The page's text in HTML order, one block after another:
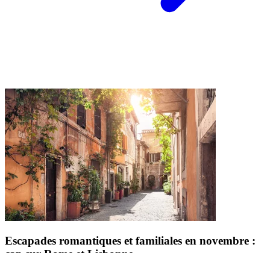
Escapades romantiques et familiales en novembre :